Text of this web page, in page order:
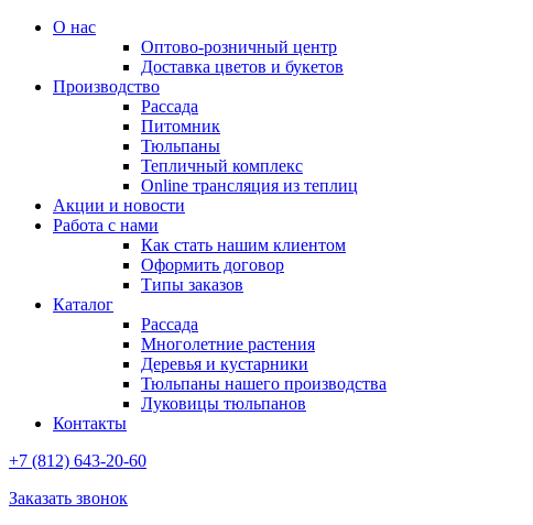
О нас
Оптово-розничный центр
Доставка цветов и букетов
Производство
Рассада
Питомник
Тюльпаны
Тепличный комплекс
Online трансляция из теплиц
Акции и новости
Работа с нами
Как стать нашим клиентом
Оформить договор
Типы заказов
Каталог
Рассада
Многолетние растения
Деревья и кустарники
Тюльпаны нашего производства
Луковицы тюльпанов
Контакты
+7 (812) 643-20-60
Заказать звонок